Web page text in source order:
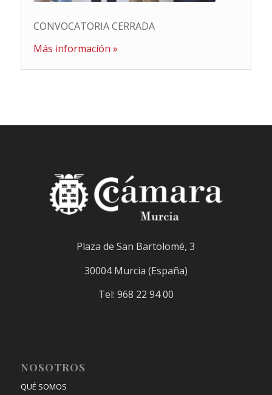
CONVOCATORIA CERRADA
Más información »
Plaza de San Bartolomé, 3
30004 Murcia (España)
Tel: 968 22 94 00
NOSOTROS
QUÉ SOMOS